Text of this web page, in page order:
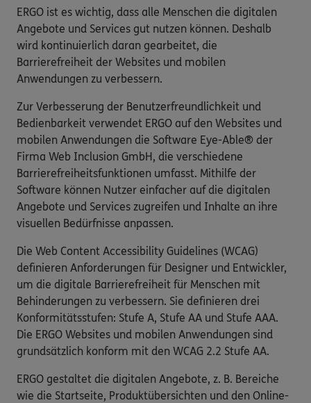
ERGO ist es wichtig, dass alle Menschen die digitalen
Angebote und Services gut nutzen können. Deshalb
wird kontinuierlich daran gearbeitet, die
Barrierefreiheit der Websites und mobilen
Anwendungen zu verbessern.
Zur Verbesserung der Benutzerfreundlichkeit und
Bedienbarkeit verwendet ERGO auf den Websites und
mobilen Anwendungen die Software Eye-Able® der
Firma Web Inclusion GmbH, die verschiedene
Barrierefreiheitsfunktionen umfasst. Mithilfe der
Software können Nutzer einfacher auf die digitalen
Angebote und Services zugreifen und Inhalte an ihre
visuellen Bedürfnisse anpassen.
Die Web Content Accessibility Guidelines (WCAG)
definieren Anforderungen für Designer und Entwickler,
um die digitale Barrierefreiheit für Menschen mit
Behinderungen zu verbessern. Sie definieren drei
Konformitätsstufen: Stufe A, Stufe AA und Stufe AAA.
Die ERGO Websites und mobilen Anwendungen sind
grundsätzlich konform mit den WCAG 2.2 Stufe AA.
ERGO gestaltet die digitalen Angebote, z. B. Bereiche
wie die Startseite, Produktübersichten und den Online-